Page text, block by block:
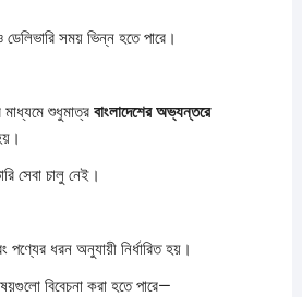
ডেলিভারি সময় ভিন্ন হতে পারে।
শুধুমাত্র বাংলাদেশেরঅভ্যন্তরে
সেবা চালু নেই।
পণ্যের ধরন অনুযায়ী নির্ধারিত হয়।
বিবেচনা করা হতে পারে—